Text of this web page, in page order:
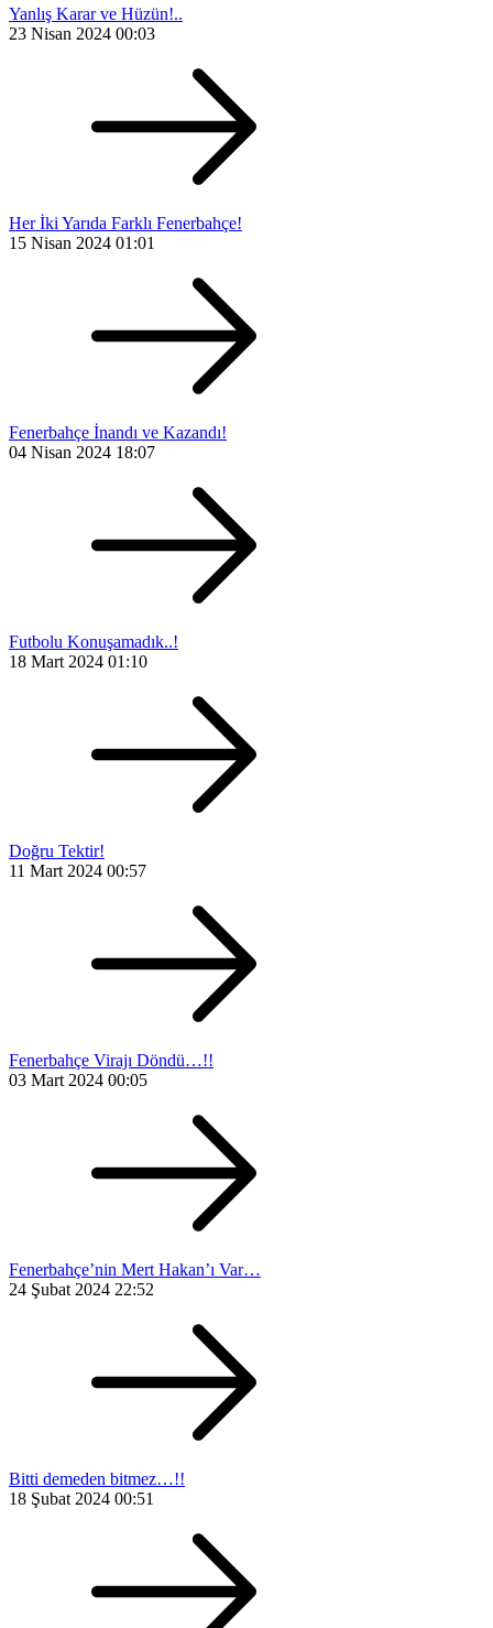
Yanlış Karar ve Hüzün!..
23 Nisan 2024 00:03
Her İki Yarıda Farklı Fenerbahçe!
15 Nisan 2024 01:01
Fenerbahçe İnandı ve Kazandı!
04 Nisan 2024 18:07
Futbolu Konuşamadık..!
18 Mart 2024 01:10
Doğru Tektir!
11 Mart 2024 00:57
Fenerbahçe Virajı Döndü…!!
03 Mart 2024 00:05
Fenerbahçe’nin Mert Hakan’ı Var…
24 Şubat 2024 22:52
Bitti demeden bitmez…!!
18 Şubat 2024 00:51